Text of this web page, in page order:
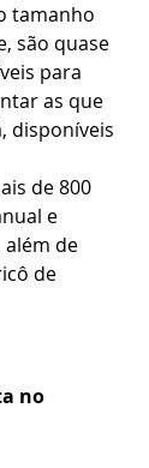
tamanho
são quase
para
as que
disponíveis
de 800
e
de
de
no